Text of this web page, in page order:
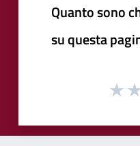
Quanto sono
su questa